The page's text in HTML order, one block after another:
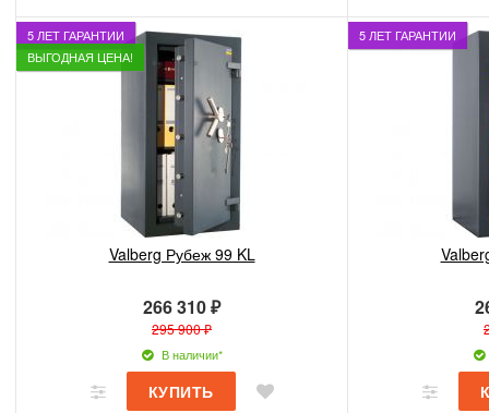
5 ЛЕТ ГАРАНТИИ
ВЫГОДНАЯ ЦЕНА!
Valberg Рубеж 99 KL
266 310 ₽
295 900 ₽
В наличии*
5 ЛЕТ ГАРАНТИИ